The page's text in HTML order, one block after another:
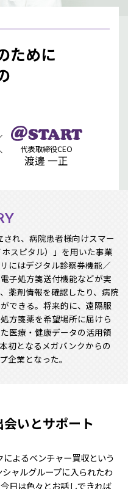
ために
代表取締役CEO
渡邊 一正
れ、病院患者様向けスマー
スピタル）」を用いた事業
にはデジタル診察券機能／
子処方箋送付機能などが実
薬剤情報を確認したり、病院
できる。将来的に、遠隔服
方箋薬を希望場所に届けら
医療・健康データの活用領
初となるメガバンクからの
企業となった。
いとサポート
よるベンチャー買収という
ャルグループに入られたわ
日は色々とお話しできれば